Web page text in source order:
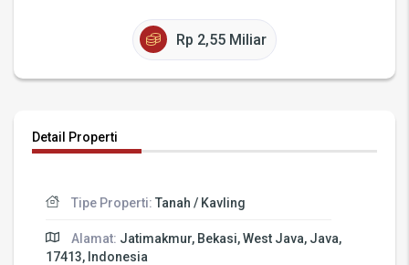
Rp 2,55 Miliar
Detail Properti
Tipe Properti: Tanah / Kavling
Alamat: Jatimakmur, Bekasi, West Java, Java,
17413, Indonesia